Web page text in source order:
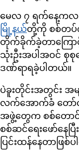
မေလ ၇ ရက်နေ့ကလ
မြို့နယ်တို့ကို စစ်တပ်က
တိုက်ခိုက်ခဲ့တာကြေ
သုံးဦးအပါအဝင် စုစုပ
ဒဏ်ရာရခဲ့ပါတယ်။
ပဲခူးတိုင်းအတွင်း အ
လက်အောက်ခံ တော်
အဖွဲ့တွေက စစ်တောင်း
စစ်ဆင်ရေးဖော်နေ
ပြင်းထန်နေတာဖြစ်